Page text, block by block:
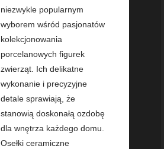
niezwykle popularnym
wyborem wśród pasjonatów
kolekcjonowania
porcelanowych figurek
zwierząt. Ich delikatne
wykonanie i precyzyjne
detale sprawiają, że
stanowią doskonałą ozdobę
dla wnętrza każdego domu.
Osełki ceramiczne